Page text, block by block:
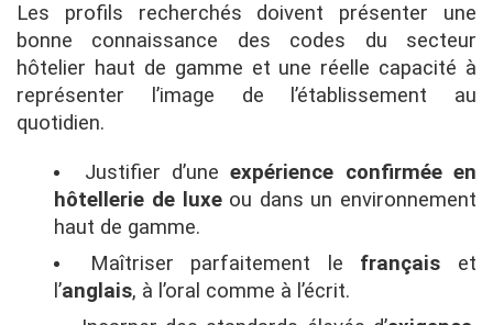
Les profils recherchés doivent présenter une
bonne connaissance des codes du secteur
hôtelier haut de gamme et une réelle capacité à
représenter l’image de l’établissement au
quotidien.
Justifier d’uneexpérience confirmée en
hôtellerie de luxeou dans un environnement
haut de gamme.
Maîtriser parfaitement le français et
l’anglais, à l’oral comme à l’écrit.